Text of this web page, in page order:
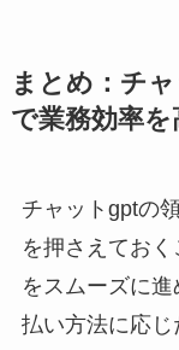
まとめ：チ
で業務効率を
チャットgptの
を押さえてお
をスムーズに
払い方法に応じ